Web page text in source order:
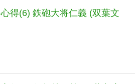
得(6) 鉄砲大将仁義 (双葉文